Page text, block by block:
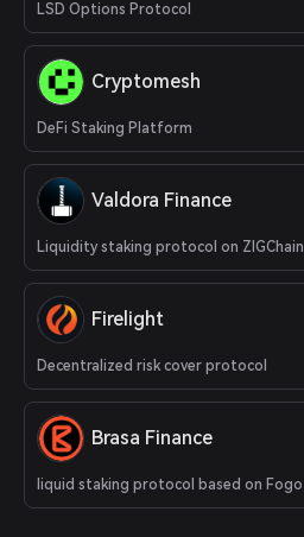
LSD Options Protocol
Cryptomesh
DeFi Staking Platform
Valdora Finance
Liquidity staking protocol on ZIGChain
Firelight
Decentralized risk cover protocol
Brasa Finance
liquid staking protocol based on Fogo